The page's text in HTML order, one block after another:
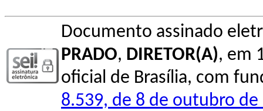
Documento assinado
PRADO, DIRETOR(A), em
oficial de Brasília, com
8.539, de 8 de outubro de